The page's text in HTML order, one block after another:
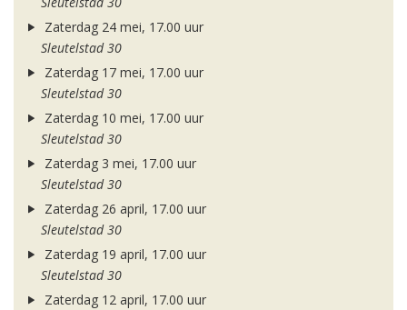
Zaterdag 24 mei, 17.00 uur
Sleutelstad 30
Zaterdag 17 mei, 17.00 uur
Sleutelstad 30
Zaterdag 10 mei, 17.00 uur
Sleutelstad 30
Zaterdag 3 mei, 17.00 uur
Sleutelstad 30
Zaterdag 26 april, 17.00 uur
Sleutelstad 30
Zaterdag 19 april, 17.00 uur
Sleutelstad 30
Zaterdag 12 april, 17.00 uur